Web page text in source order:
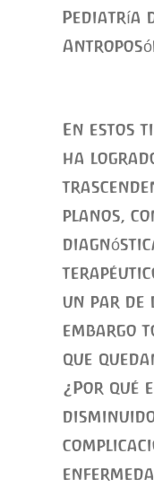
Pediatría
En estos
ha
planos,
un par de
embargo
que
¿Por qué